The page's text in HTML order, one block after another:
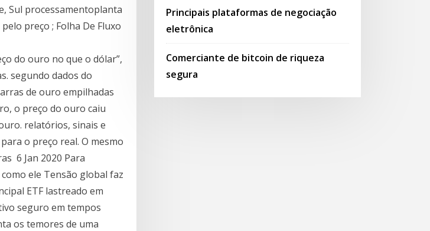
Sul processamentoplanta
preço ; Folha De Fluxo
do ouro no que o dólar”,
segundo dados do
de ouro empilhadas
o preço do ouro caiu
relatórios, sinais e
o preço real. O mesmo
6 Jan 2020 Para
ele Tensão global faz
ETF lastreado em
seguro em tempos
os temores de uma
Principais plataformas de negociação
eletrônica
Comerciante de bitcoin de riqueza
segura